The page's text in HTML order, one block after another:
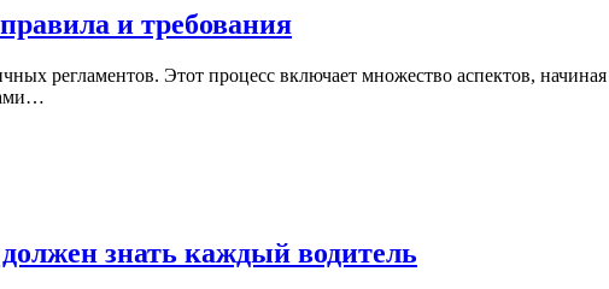
и требования
регламентов. Этот процесс включает множество аспектов,
знать каждый водитель